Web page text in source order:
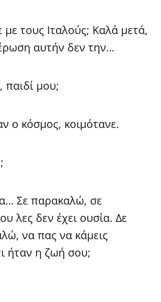
με τους Ιταλούς; Καλά μετά,
αυτήν δεν την…
παιδί μου;
ο κόσμος, κοιμότανε.
Σε παρακαλώ, σε
λες δεν έχει ουσία. Δε
να πας να κάμεις
ήταν η ζωή σου;